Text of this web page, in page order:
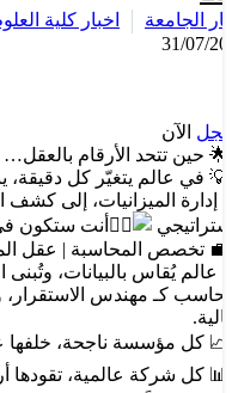
الجامعة
اخبار كلية
31/07/
الآن
حين تتحد الأرقام بالعقل…
في عالم يتغيّر كل دقيقة،
إدارة الميزانيات، إلى كشف
أنت ستكون
تخصص المحاسبة | عقل
عالم يُقاس بالبيانات، وتُبنى
كـ مهندس الاستقرار،
كل مؤسسة ناجحة، خلفها
كل شركة عالمية، تقودها